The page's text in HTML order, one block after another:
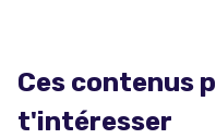
Ces contenus
t'intéresser